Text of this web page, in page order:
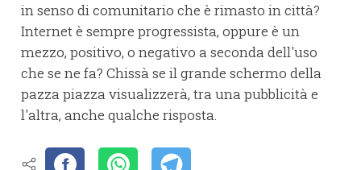
in senso di comunitario che è rimasto in città?
Internet è sempre progressista, oppure è un
mezzo, positivo, o negativo a seconda dell'uso
che se ne fa? Chissà se il grande schermo della
pazza piazza visualizzerà, tra una pubblicità e
l'altra, anche qualche risposta.